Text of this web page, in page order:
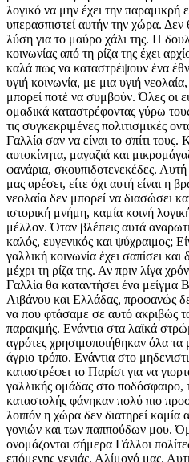
λογικό να μην έχει την παραμικρή
υπερασπιστεί αυτήν την χώρα.
λύση για το μαύρο χάλι της. Η
κοινωνίας από τη ρίζα της έχει
καλά πως να καταστρέψουν ένα
υγιή κοινωνία, με μια υγιή
μπορεί ποτέ να συμβούν. Όλες οι
ομαδικά καταστρέφοντας γύρω τους
τις συγκεκριμένες πολιτισμικές
Γαλλία σαν να είναι το σπίτι τους.
αυτοκίνητα, μαγαζιά και
φανάρια, σκουπιδοτενεκέδες. Αυτή
μας αρέσει, είτε όχι αυτή είναι η
νεολαία δεν μπορεί να διασώσει
ιστορική μνήμη, καμία κοινή
μέλλον. Όταν βλέπεις αυτά
καλός, ευγενικός και ψύχραιμος;
γαλλική κοινωνία έχει σαπίσει
μέχρι τη ρίζα της. Αν πριν λίγα
Γαλλία θα καταντήσει ένα μείγμα
Λιβάνου και Ελλάδας, προφανώς
να που φτάσαμε σε αυτό ακριβώς
παρακμής. Ενάντια στα λαϊκά
αγρότες χρησιμοποιήθηκαν όλα
άγριο τρόπο. Ενάντια στο
καταστρέφει το Παρίσι για να
γαλλικής ομάδας στο ποδόσφαιρο,
καταστολής φάνηκαν πολύ πιο
λοιπόν η χώρα δεν διατηρεί καμία
γονιών και των παππούδων μου.
ονομάζονται σήμερα Γάλλοι
επόμενης γενιάς. Αλίμονό μας.